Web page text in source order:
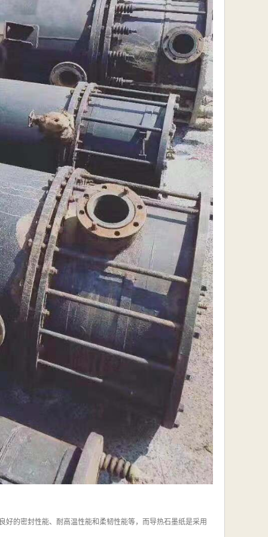
的密封性能、耐高温性能和柔韧性能等，而导热石墨纸是采用